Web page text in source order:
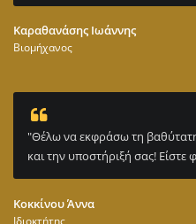
Καραθανάσης Ιωάννης
Βιομήχανος
"Θέλω να εκφράσω τη
και την υποστήριξή σας! Είστε
Κοκκίνου Άννα
Ιδιοκτήτης